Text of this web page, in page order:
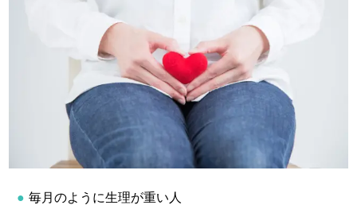
毎月のように生理が重い人